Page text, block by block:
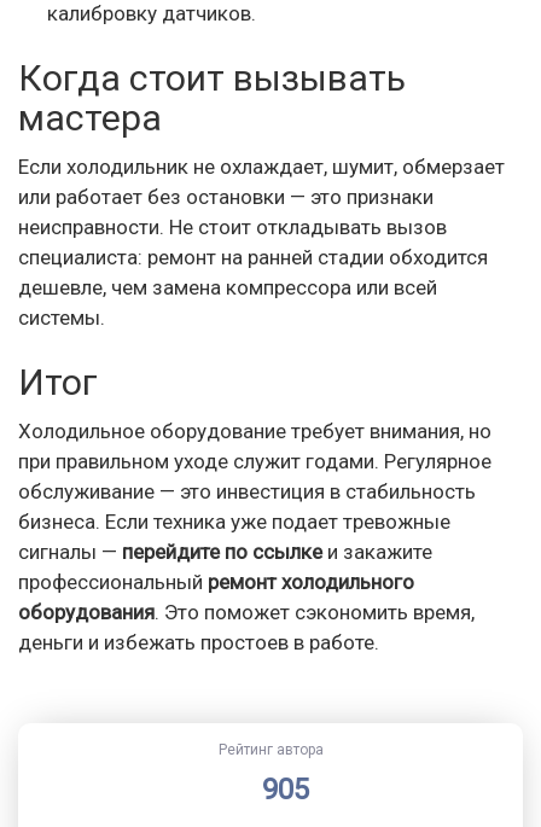
калибровку датчиков.
Когда стоит вызывать
мастера
Если холодильник не охлаждает, шумит, обмерзает
или работает без остановки — это признаки
неисправности. Не стоит откладывать вызов
специалиста: ремонт на ранней стадии обходится
дешевле, чем замена компрессора или всей
системы.
Итог
Холодильное оборудование требует внимания, но
при правильном уходе служит годами. Регулярное
обслуживание — это инвестиция в стабильность
бизнеса. Если техника уже подает тревожные
сигналы — перейдите по ссылкеи закажите
профессиональный ремонт холодильного
оборудования. Это поможет сэкономить время,
деньги и избежать простоев в работе.
Рейтинг автора
905